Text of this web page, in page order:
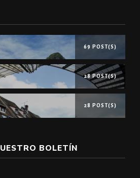
69 POST(S)
28 POST(S)
28 POST(S)
BOLETÍN